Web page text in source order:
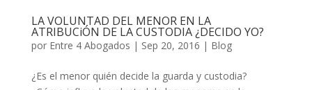
LA VOLUNTAD DEL MENOR EN LA
ATRIBUCiÓN DE LA CUSTODIA ¿DECIDO YO?
por Entre 4 Abogados | Sep 20, 2016 | Blog
¿Es el menor quién decide la guarda y custodia?